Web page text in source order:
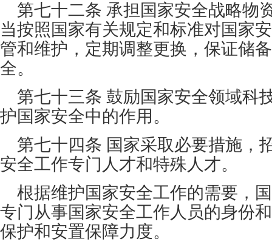
第七十二条 承担国家安全战略物
当按照国家有关规定和标准对国家
管和维护，定期调整更换，保证储
全。
第七十三条 鼓励国家安全领域科
护国家安全中的作用。
第七十四条 国家采取必要措施，
安全工作专门人才和特殊人才。
根据维护国家安全工作的需要，
专门从事国家安全工作人员的身份
保护和安置保障力度。